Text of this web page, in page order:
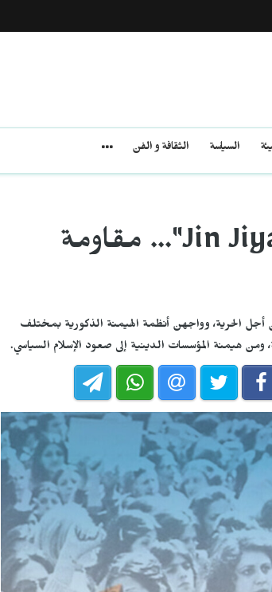
السياسة الثقافة و الفن
من زاغروس إلى "Jin Jiyan Azadî"... مقاومة
الحرية، وواجهن أنظمة الهيمنة الذكورية بمختلف
ومن هيمنة المؤسسات الدينية إلى صعود الإسلام السياسي.